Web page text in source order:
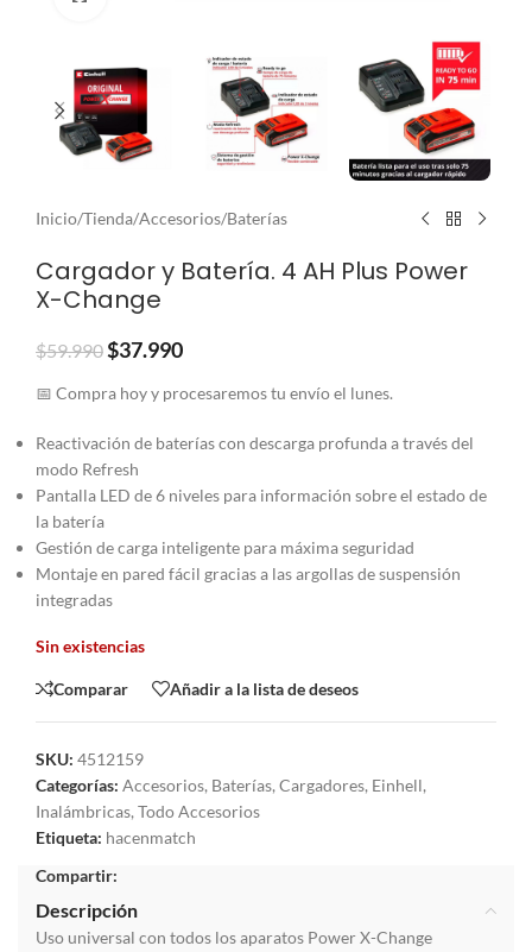
Inicio/Tienda/Accesorios/Baterías
Cargador y Batería. 4 AH Plus Power
X-Change
$59.990$37.990
📅 Compra hoy y procesaremos tu envío el lunes.
Reactivación de baterías con descarga profunda a través del
modo Refresh
Pantalla LED de 6 niveles para información sobre el estado de
la batería
Gestión de carga inteligente para máxima seguridad
Montaje en pared fácil gracias a las argollas de suspensión
integradas
Sin existencias
Comparar Añadir a la lista de deseos
SKU: 4512159
Categorías: Accesorios, Baterías, Cargadores, Einhell,
Inalámbricas, Todo Accesorios
Etiqueta: hacenmatch
Compartir:
Descripción
Uso universal con todos los aparatos Power X-Change